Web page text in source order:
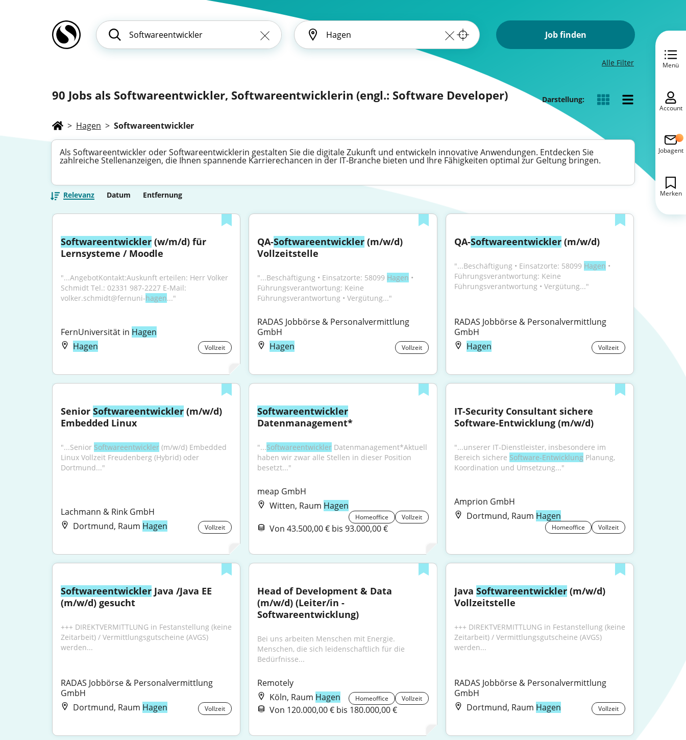
Job finden
Alle Filter
90 Jobs als Softwareentwickler, Softwareentwicklerin (engl.: Software Developer) Darstellung:
> Hagen > Softwareentwickler
Als Softwareentwickler oder Softwareentwicklerin gestalten Sie die digitale Zukunft und entwickeln innovative Anwendungen. Entdecken Sie
zahlreiche Stellenanzeigen, die Ihnen spannende Karrierechancen in der IT-Branche bieten und Ihre Fähigkeiten optimal zur Geltung bringen.
Relevanz Datum Entfernung
Softwareentwickler (w/m/d) für
Lernsysteme / Moodle
"...AngebotKontakt:Auskunft erteilen: Herr Volker
Schmidt Tel.: 02331 987-2227 E-Mail:
volker.schmidt@fernuni-hagen..."
FernUniversität in Hagen
Hagen
Vollzeit
QA-Softwareentwickler (m/w/d)
Vollzeitstelle
"...Beschäftigung • Einsatzorte: 58099 Hagen •
Führungsverantwortung: Keine
Führungsverantwortung • Vergütung..."
RADAS Jobbörse & Personalvermittlung
GmbH
Hagen
Vollzeit
QA-Softwareentwickler (m/w/d)
"...Beschäftigung • Einsatzorte: 58099 Hagen •
Führungsverantwortung: Keine
Führungsverantwortung • Vergütung..."
RADAS Jobbörse & Personalvermittlung
GmbH
Hagen
Vollzeit
Senior Softwareentwickler (m/w/d)
Embedded Linux
"...Senior Softwareentwickler (m/w/d) Embedded
Linux Vollzeit Freudenberg (Hybrid) oder
Dortmund..."
Lachmann & Rink GmbH
Dortmund, Raum Hagen Vollzeit
Softwareentwickler
Datenmanagement*
"...Softwareentwickler Datenmanagement*Aktuell
haben wir zwar alle Stellen in dieser Position
besetzt..."
meap GmbH
Witten, Raum Hagen
Homeoffice Vollzeit
Von 43.500,00 € bis 93.000,00 €
IT-Security Consultant sichere
Software-Entwicklung (m/w/d)
"...unserer IT-Dienstleister, insbesondere im
Bereich sichere Software-Entwicklung Planung,
Koordination und Umsetzung..."
Amprion GmbH
Dortmund, Raum Hagen
Homeoffice Vollzeit
Softwareentwickler Java /Java EE
(m/w/d) gesucht
+++ DIREKTVERMITTLUNG in Festanstellung (keine
Zeitarbeit) / Vermittlungsgutscheine (AVGS)
werden...
RADAS Jobbörse & Personalvermittlung
GmbH
Dortmund, Raum Hagen Vollzeit
Head of Development & Data
(m/w/d) (Leiter/in -
Softwareentwicklung)
Bei uns arbeiten Menschen mit Energie.
Menschen, die sich leidenschaftlich für die
Bedürfnisse...
Remotely
Köln, Raum Hagen Homeoffice Vollzeit
Von 120.000,00 € bis 180.000,00 €
Java Softwareentwickler (m/w/d)
Vollzeitstelle
+++ DIREKTVERMITTLUNG in Festanstellung (keine
Zeitarbeit) / Vermittlungsgutscheine (AVGS)
werden...
RADAS Jobbörse & Personalvermittlung
GmbH
Dortmund, Raum Hagen Vollzeit
Menü
Account
Jobagent
Merken